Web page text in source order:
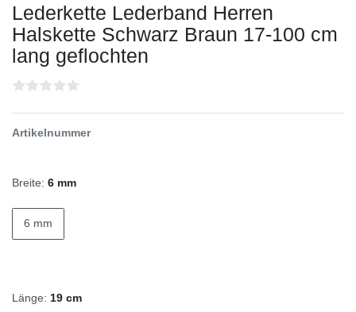
Lederkette Lederband Herren
Halskette Schwarz Braun 17-100 cm
lang geflochten
Artikelnummer
Breite: 6 mm
6 mm
Länge: 19 cm